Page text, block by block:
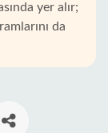
yer alır;
da